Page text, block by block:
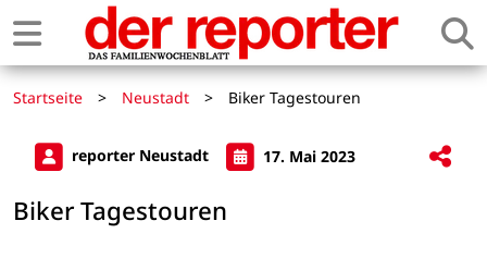
Startseite > Neustadt > Biker Tagestouren
reporter Neustadt 17. Mai 2023
Biker Tagestouren